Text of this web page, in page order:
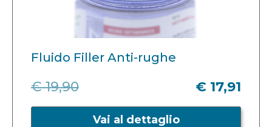
Fluido Filler Anti-rughe
€ 19,90 € 17,91
Vai al dettaglio